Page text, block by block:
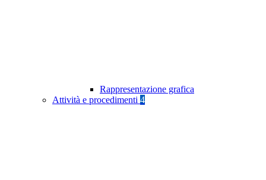
Rappresentazione grafica
Attività e procedimenti 4